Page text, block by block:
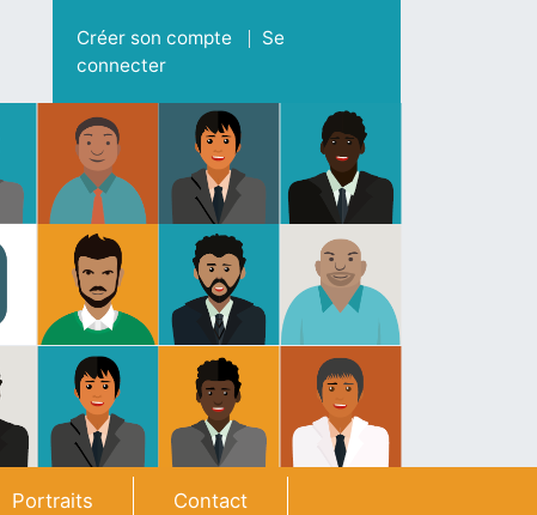
Menu du compte de l'utilisateur
Créer son compte
Se
connecter
Portraits Contact